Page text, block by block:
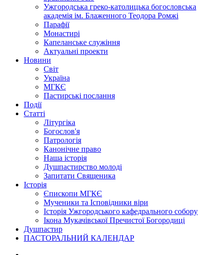
Ужгородська греко-католицька богословська
академія ім. Блаженного Теодора Ромжі
Парафії
Монастирі
Капеланське служіння
Актуальні проекти
Новини
Світ
Україна
МГКЄ
Пастирські послання
Події
Статті
Літургіка
Богослов'я
Патрологія
Канонічне право
Наша історія
Душпастирство молоді
Запитати Священика
Історія
Єпископи МГКЄ
Мученики та Ісповідники віри
Історія Ужгородського кафедрального собору
Ікона Мукачівської Пречистої Богородиці
Душпастир
ПАСТОРАЛЬНИЙ КАЛЕНДАР